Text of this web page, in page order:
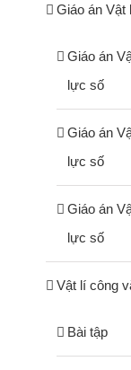
Giáo án
Giáo án
lực số
Giáo án
lực số
Giáo án
lực số
Vật lí công
Bài tập